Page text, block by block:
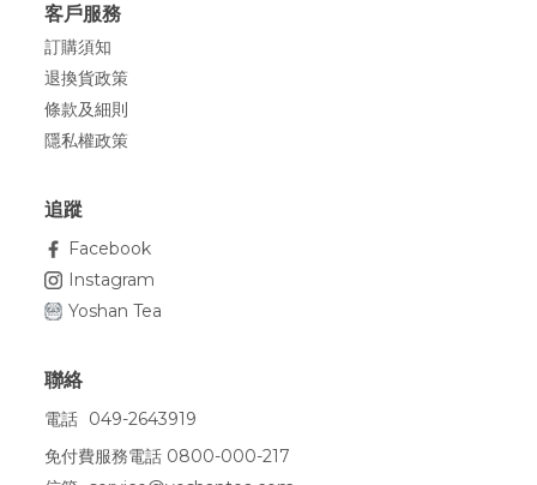
客戶服務
訂購須知
退換貨政策
條款及細則
隱私權政策
追蹤
Facebook
Instagram
Yoshan Tea
聯絡
電話 049-2643919
免付費服務電話 0800-000-217